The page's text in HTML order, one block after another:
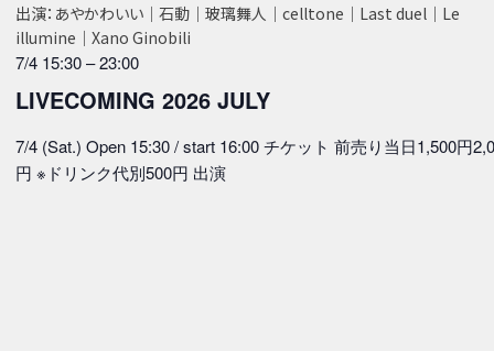
7/4 15:30–23:00
LIVECOMING 2026 JULY
出演：あやかわいい｜石動｜玻璃舞人｜celltone｜Last duel｜Le
illumine｜Xano Ginobili
7/4 (Sat.) Open 15:30 / start 16:00 チケット 前売り当日1,500円
円 ※ドリンク代別500円 出演